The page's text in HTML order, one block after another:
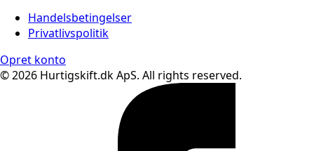
Handelsbetingelser
Privatlivspolitik
Opret konto
© 2026 Hurtigskift.dk ApS. All rights reserved.